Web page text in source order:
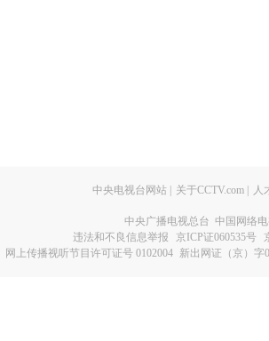
中央电视台网站 关于CCTV.com 人
中央广播电视总台 中国网络
违法和不良信息举报
京ICP证060535号
网上传播视听节目许可证号 0102004 新出网证（京）